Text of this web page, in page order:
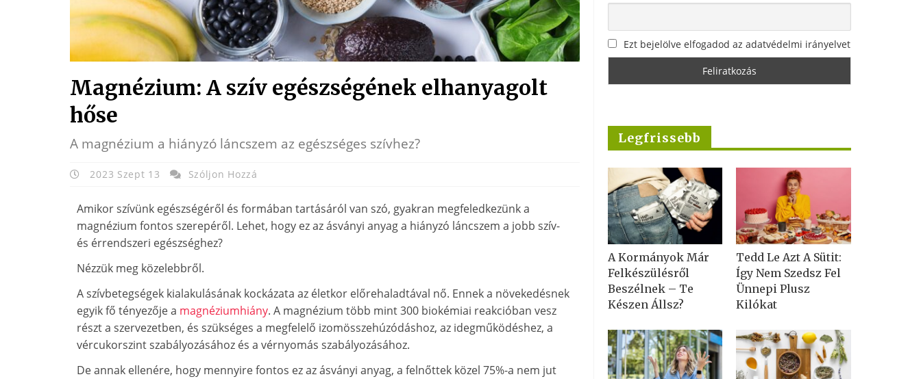
Magnézium: A szív egészségének elhanyagolt
hőse
A magnézium a hiányzó láncszem az egészséges szívhez?
2023 Szept 13 Szóljon Hozzá
Amikor szívünk egészségéről és formában tartásáról van szó, gyakran megfeledkezünk a
magnézium fontos szerepéről. Lehet, hogy ez az ásványi anyag a hiányzó láncszem a jobb szív-
és érrendszeri egészséghez?
Nézzük meg közelebbről.
A szívbetegségek kialakulásának kockázata az életkor előrehaladtával nő. Ennek a növekedésnek
egyik fő tényezője a magnéziumhiány. A magnézium több mint 300 biokémiai reakcióban vesz
részt a szervezetben, és szükséges a megfelelő izomösszehúzódáshoz, az idegműködéshez, a
vércukorszint szabályozásához és a vérnyomás szabályozásához.
De annak ellenére, hogy mennyire fontos ez az ásványi anyag, a felnőttek közel 75%-a nem jut
Ezt bejelölve elfogadod az adatvédelmi irányelvet
Legfrissebb
A Kormányok Már
Felkészülésről
Beszélnek – Te
Készen Állsz?
Tedd Le Azt A Sütit:
Így Nem Szedsz Fel
Ünnepi Plusz
Kilókat